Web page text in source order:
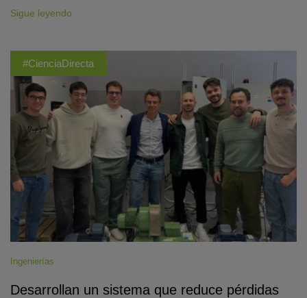
Sigue leyendo
#CienciaDirecta
Ingenierías
Desarrollan un sistema que reduce pérdidas